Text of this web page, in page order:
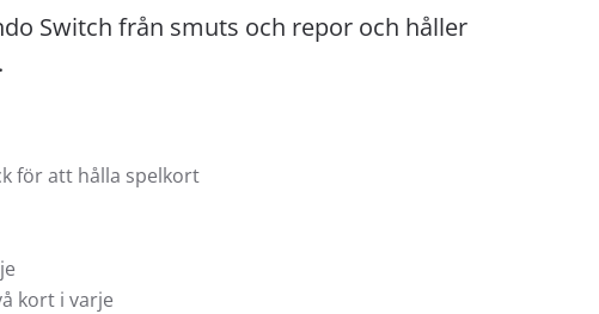
Switch från smuts och repor och håller
för att hålla spelkort
kort i varje